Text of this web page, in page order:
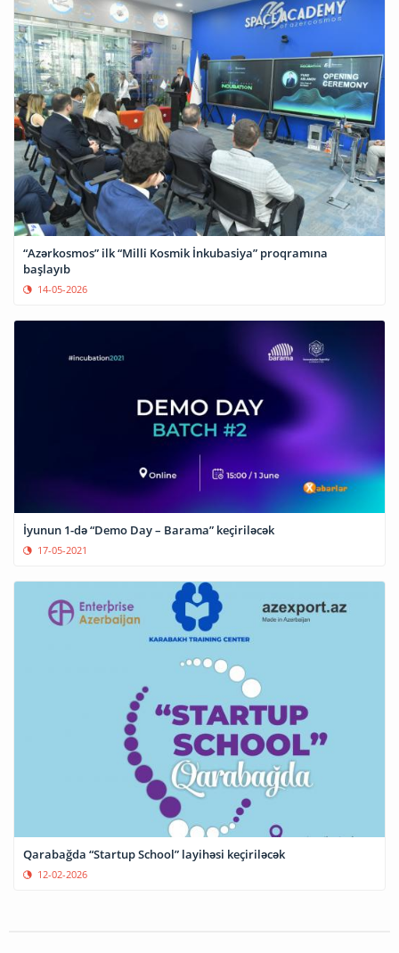
“Azərkosmos” ilk “Milli Kosmik İnkubasiya” proqramına
başlayıb
14-05-2026
İyunun 1-də “Demo Day – Barama” keçiriləcək
17-05-2021
Qarabağda “Startup School” layihəsi keçiriləcək
12-02-2026